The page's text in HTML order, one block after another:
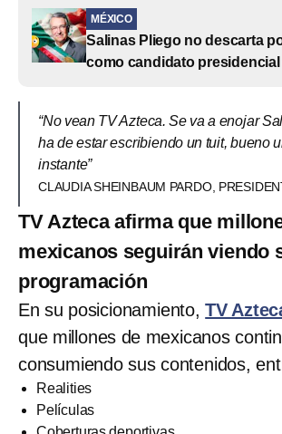
MÉXICO
Salinas Pliego no descarta
como candidato presidencial
“No vean TV Azteca. Se va a enojar
ha de estar escribiendo un tuit, bueno
instante”
CLAUDIA SHEINBAUM PARDO,
TV Azteca afirma que
mexicanos seguirán viendo
programación
En su posicionamiento,TV
que millones de mexicanos
consumiendo sus contenidos,
Realities
Películas